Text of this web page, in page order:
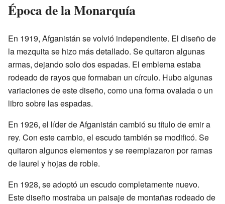
Época de la Monarquía
En 1919, Afganistán se volvió independiente. El diseño de
la mezquita se hizo más detallado. Se quitaron algunas
armas, dejando solo dos espadas. El emblema estaba
rodeado de rayos que formaban un círculo. Hubo algunas
variaciones de este diseño, como una forma ovalada o un
libro sobre las espadas.
En 1926, el líder de Afganistán cambió su título de emir a
rey. Con este cambio, el escudo también se modificó. Se
quitaron algunos elementos y se reemplazaron por ramas
de laurel y hojas de roble.
En 1928, se adoptó un escudo completamente nuevo.
Este diseño mostraba un paisaje de montañas rodeado de